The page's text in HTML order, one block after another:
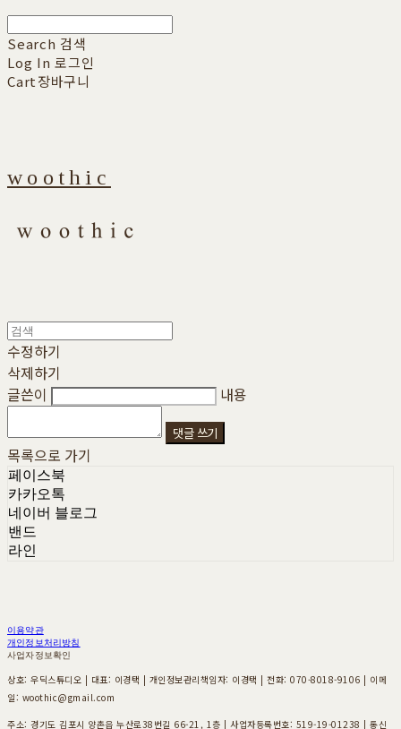
Search 검색
Log In 로그인
Cart장바구니
woothic
수정하기
삭제하기
글쓴이
내용
댓글 쓰기
목록으로 가기
페이스북
카카오톡
네이버 블로그
밴드
라인
이용약관
개인정보처리방침
사업자정보확인
상호: 우딕스튜디오 | 대표: 이경택 | 개인정보관리책임자: 이경택 | 전화: 070-8018-9106 | 이메
일: woothic@gmail.com
주소: 경기도 김포시 양촌읍 누산로38번길 66-21, 1층 | 사업자등록번호: 519-19-01238 | 통신